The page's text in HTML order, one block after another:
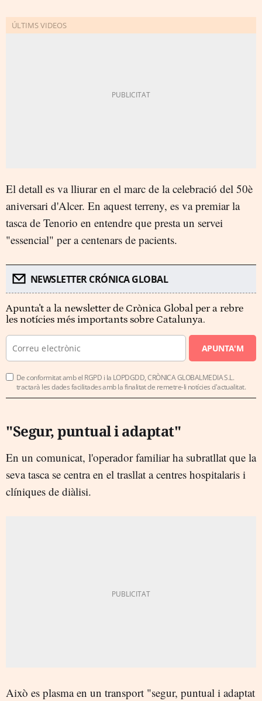
El detall es va lliurar en el marc de la celebració del 50è
aniversari d'Alcer. En aquest terreny, es va premiar la
tasca de Tenorio en entendre que presta un servei
"essencial" per a centenars de pacients.
NEWSLETTER CRÓNICA GLOBAL
Apunta't a la newsletter de Crònica Global per a rebre
les notícies més importants sobre Catalunya.
APUNTA'M
De conformitat amb el RGPD i la LOPDGDD, CRÒNICA GLOBALMEDIA S.L.
tractarà les dades facilitades amb la finalitat de remetre-li notícies d'actualitat.
"Segur, puntual i adaptat"
En un comunicat, l'operador familiar ha subratllat que la
seva tasca se centra en el trasllat a centres hospitalaris i
clíniques de diàlisi.
Això es plasma en un transport "segur, puntual i adaptat